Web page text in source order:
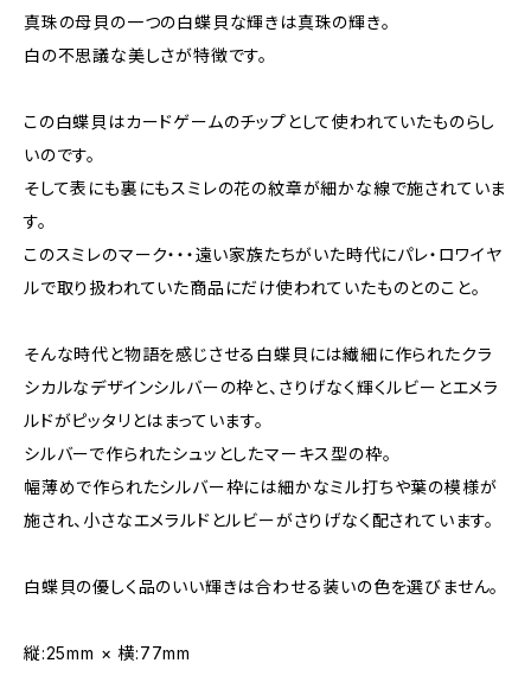
真珠の母貝の一つの白蝶貝な輝きは真珠の輝き。
白の不思議な美しさが特徴です。
この白蝶貝はカードゲームのチップとして使われていたものらし
いのです。
そして表にも裏にもスミレの花の紋章が細かな線で施されていま
す。
このスミレのマーク・・・遠い家族たちがいた時代にパレ・ロワイヤ
ルで取り扱われていた商品にだけ使われていたものとのこと。
そんな時代と物語を感じさせる白蝶貝には繊細に作られたクラ
シカルなデザインシルバーの枠と、さりげなく輝くルビーとエメラ
ルドがピッタリとはまっています。
シルバーで作られたシュッとしたマーキス型の枠。
幅薄めで作られたシルバー枠には細かなミル打ちや葉の模様が
施され、小さなエメラルドとルビーがさりげなく配されています。
白蝶貝の優しく品のいい輝きは合わせる装いの色を選びません。
縦:25mm × 横:77mm